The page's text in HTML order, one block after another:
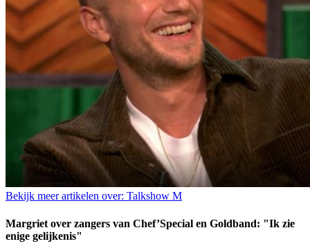
Bekijk meer artikelen over: Talkshow M
Margriet over zangers van Chef’Special en Goldband: "Ik zie
enige gelijkenis"